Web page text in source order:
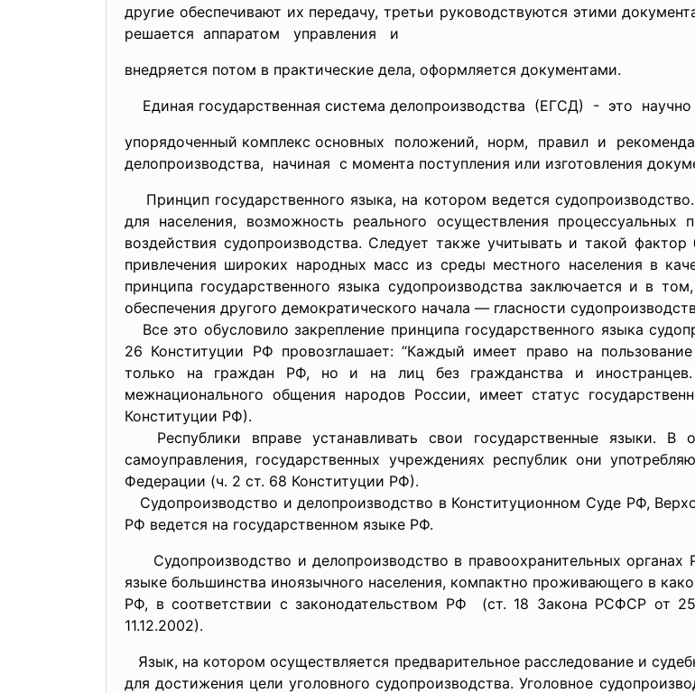
другие обеспечивают их передачу, третьи руководствуются этими
решается аппаратом управления и
внедряется потом в практические дела, оформляется документами.
Единая государственная система делопроизводства (ЕГСД) - это научно
упорядоченный комплекс основных положений, норм, правил и
делопроизводства, начиная с момента поступления или изготовления
Принцип государственного языка, на котором ведется
для населения, возможность реального осуществления процессуальных
воздействия судопроизводства. Следует также учитывать и такой
привлечения широких народных масс из среды местного населения в
принципа государственного языка судопроизводства заключается и в
обеспечения другого демократического начала — гласности
Все это обусловило закрепление принципа государственного языка
26 Конституции РФ провозглашает: “Каждый имеет право на
только на граждан РФ, но и на лиц без гражданства и
межнационального общения народов России, имеет статус
Конституции РФ).
Республики вправе устанавливать свои государственные языки. В
самоуправления, государственных учреждениях республик они
Федерации (ч. 2 ст. 68 Конституции РФ).
Судопроизводство и делопроизводство в Конституционном Суде РФ,
РФ ведется на государственном языке РФ.
Судопроизводство и делопроизводство в правоохранительных органах
языке большинства иноязычного населения, компактно проживающего в
РФ, в соответствии с законодательством РФ (ст. 18 Закона РСФСР от
11.12.2002).
Язык, на котором осуществляется предварительное расследование и
для достижения цели уголовного судопроизводства. Уголовное